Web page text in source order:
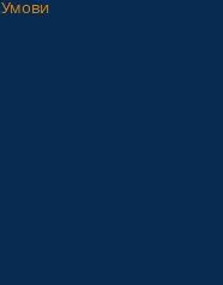
Умови